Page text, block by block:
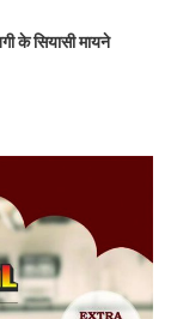
के सियासी मायने